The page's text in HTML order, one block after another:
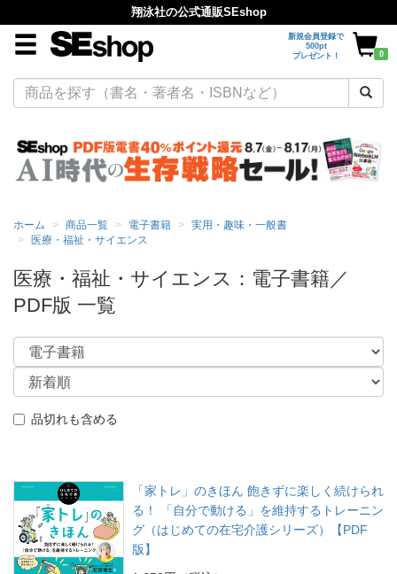
翔泳社の公式通販SEshop
新規会員登録で
500pt
プレゼント！
0
ホーム 商品一覧 電子書籍
実用・趣味・一般書
医療・福祉・サイエンス
医療・福祉・サイエンス：電子書籍／
PDF版 一覧
品切れも含める
「家トレ」のきほん 飽きずに楽しく続けられ
る！ 「自分で動ける」を維持するトレーニン
グ（はじめての在宅介護シリーズ）【PDF
版】